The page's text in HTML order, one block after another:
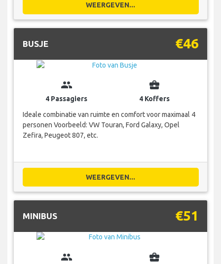
WEERGEVEN...
BUSJE €46
group
4 Passagiers
business_center
4 Koffers
Ideale combinatie van ruimte en comfort voor maximaal 4
personen Voorbeeld: VW Touran, Ford Galaxy, Opel
Zefira, Peugeot 807, etc.
WEERGEVEN...
MINIBUS €51
group business_center